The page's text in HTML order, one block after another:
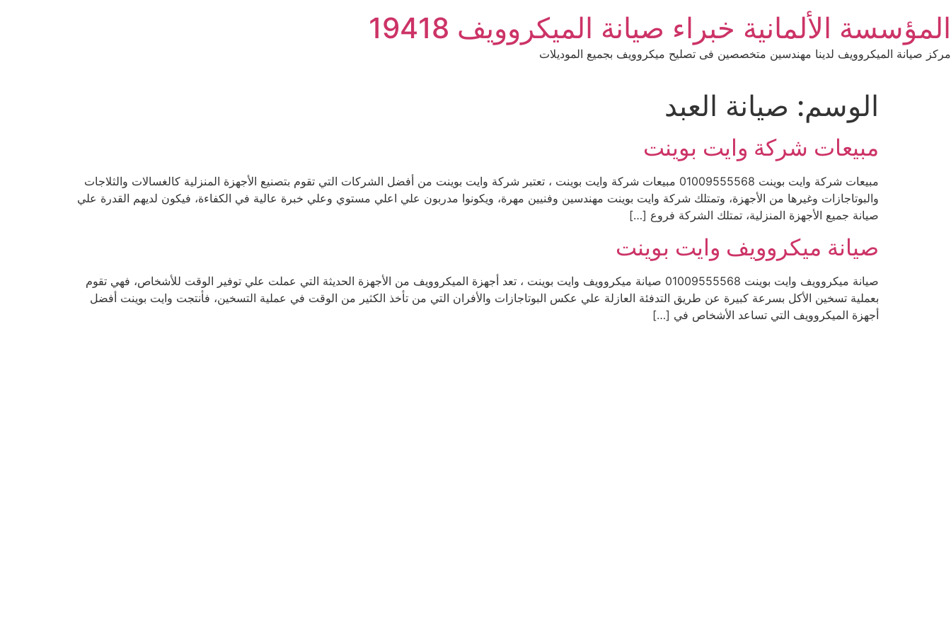
content
المؤسسة الألمانية خبراء صيانة الميكروويف 19418
مركز صيانة الميكروويف لدينا مهندسين متخصصين فى تصليح ميكروويف بجميع الموديلات
الوسم: صيانة العبد
مبيعات شركة وايت بوينت
مبيعات شركة وايت بوينت 01009555568 مبيعات شركة وايت بوينت ، تعتبر شركة وايت بوينت من أفضل الشركات التي تقوم بتصنيع الأجهزة المنزلية كالغسالات والثلاجات
والبوتاجازات وغيرها من الأجهزة، وتمتلك شركة وايت بوينت مهندسين وفنيين مهرة، ويكونوا مدربون علي اعلي مستوي وعلي خبرة عالية في الكفاءة، فيكون لديهم القدرة علي
صيانة جميع الأجهزة المنزلية، تمتلك الشركة فروع […]
صيانة ميكروويف وايت بوينت
صيانة ميكروويف وايت بوينت 01009555568 صيانة ميكروويف وايت بوينت ، تعد أجهزة الميكروويف من الأجهزة الحديثة التي عملت علي توفير الوقت للأشخاص، فهي تقوم
بعملية تسخين الأكل بسرعة كبيرة عن طريق التدفئة العازلة علي عكس البوتاجازات والأفران التي من تأخذ الكثير من الوقت في عملية التسخين، فأنتجت وايت بوينت أفضل
أجهزة الميكروويف التي تساعد الأشخاص في […]